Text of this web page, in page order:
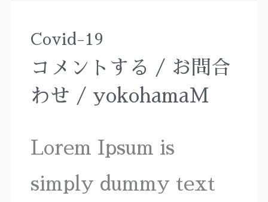
Covid-19
コメントする / お問合
わせ / yokohamaM
Lorem Ipsum is
simply dummy text
Covid-
19